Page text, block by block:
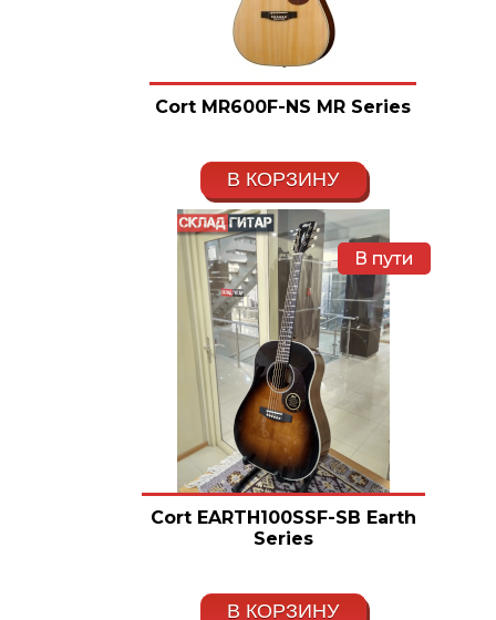
Cort MR600F-NS MR Series
В КОРЗИНУ
В пути
Cort EARTH100SSF-SB Earth
Series
В КОРЗИНУ